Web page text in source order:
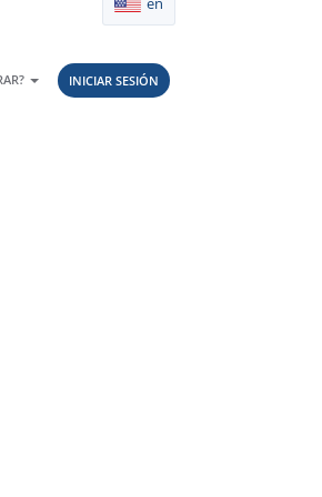
INICIAR SESIÓN